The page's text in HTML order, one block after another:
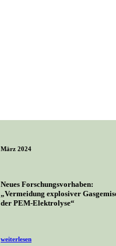
März 2024
Neues Forschungsvorhaben:
„Vermeidung explosiver
der PEM-Elektrolyse“
weiterlesen